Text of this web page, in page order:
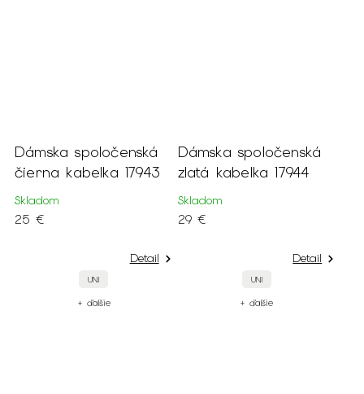
Dámska spoločenská
čierna kabelka 17943
Skladom
25 €
Detail
UNI
+ ďalšie
Dámska spoločenská
zlatá kabelka 17944
Skladom
29 €
Detail
UNI
+ ďalšie